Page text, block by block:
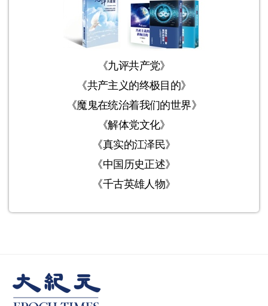
《九评共产党》
《共产主义的终极目的》
《魔鬼在统治着我们的世界》
《解体党文化》
《真实的江泽民》
《中国历史正述》
《千古英雄人物》